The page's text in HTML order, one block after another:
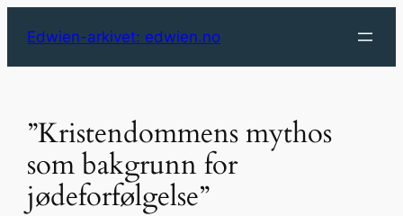
content
Edwien-arkivet: edwien.no
”Kristendommens mythos
som bakgrunn for
jødeforfølgelse”